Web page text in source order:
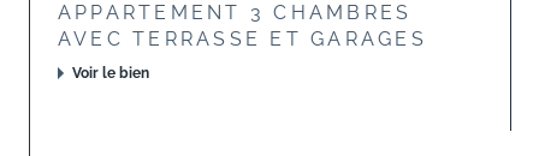
APPARTEMENT 3 CHAMBRES
AVEC TERRASSE ET GARAGES
Voir le bien